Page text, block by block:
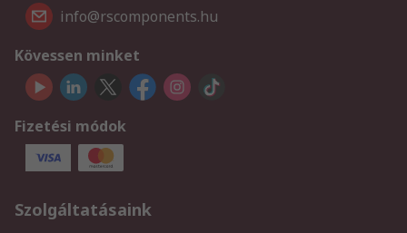
info@rscomponents.hu
Kövessen minket
Fizetési módok
Szolgáltatásaink